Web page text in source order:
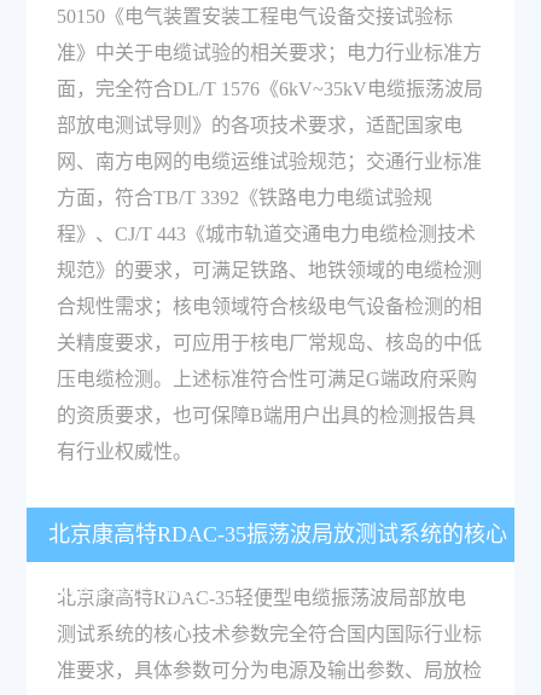
50150《电气装置安装工程电气设备交接试验标
准》中关于电缆试验的相关要求；电力行业标准方
面，完全符合DL/T 1576《6kV~35kV电缆振荡波局
部放电测试导则》的各项技术要求，适配国家电
网、南方电网的电缆运维试验规范；交通行业标准
方面，符合TB/T 3392《铁路电力电缆试验规
程》、CJ/T 443《城市轨道交通电力电缆检测技术
规范》的要求，可满足铁路、地铁领域的电缆检测
合规性需求；核电领域符合核级电气设备检测的相
关精度要求，可应用于核电厂常规岛、核岛的中低
压电缆检测。上述标准符合性可满足G端政府采购
的资质要求，也可保障B端用户出具的检测报告具
有行业权威性。
北京康高特RDAC-35振荡波局放测试系统的核心
技术参数有哪些？
北京康高特RDAC-35轻便型电缆振荡波局部放电
测试系统的核心技术参数完全符合国内国际行业标
准要求，具体参数可分为电源及输出参数、局放检